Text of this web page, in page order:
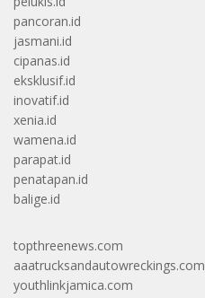
pancoran.id
jasmani.id
cipanas.id
eksklusif.id
inovatif.id
xenia.id
wamena.id
parapat.id
penatapan.id
balige.id
topthreenews.com
aaatrucksandautowreckings.com
youthlinkjamica.com